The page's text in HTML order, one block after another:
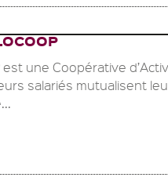
est une Coopérative
salariés mutualisent